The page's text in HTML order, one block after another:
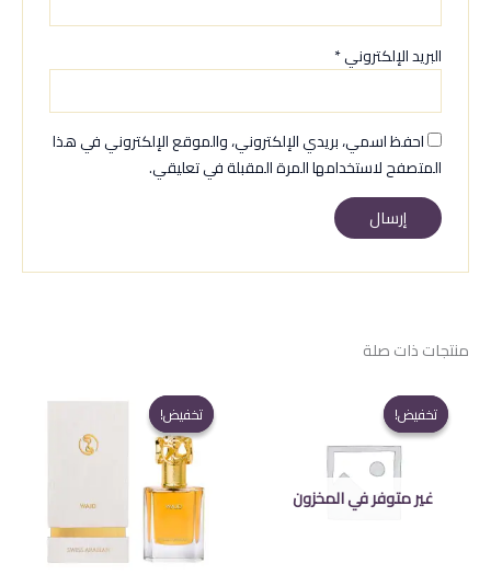
البريد الإلكتروني*
احفظ اسمي، بريدي الإلكتروني، والموقع الإلكتروني في هذا
المتصفح لاستخدامها المرة المقبلة في تعليقي.
منتجات ذات صلة
تخفيض!
غير متوفر في المخزون
تخفيض! تخفيض!
تخفيض!